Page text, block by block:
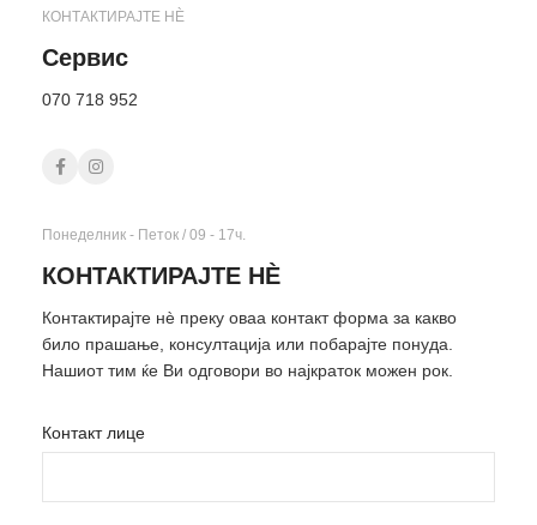
КОНТАКТИРАЈТЕ НÈ
Сервис
070 718 952
Понеделник - Петок / 09 - 17ч.
КОНТАКТИРАЈТЕ НÈ
Контактирајте нè преку оваа контакт форма за какво
било прашање, консултација или побарајте понуда.
Нашиот тим ќе Ви одговори во најкраток можен рок.
Контакт лице